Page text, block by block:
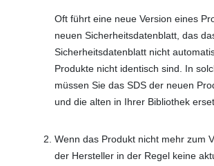
Oft führt eine neue Version eines
neuen Sicherheitsdatenblatt, das
Sicherheitsdatenblatt nicht
Produkte nicht identisch sind. In
müssen Sie das SDS der neuen
und die alten in Ihrer Bibliothek
Wenn das Produkt nicht mehr zum
der Hersteller in der Regel keine